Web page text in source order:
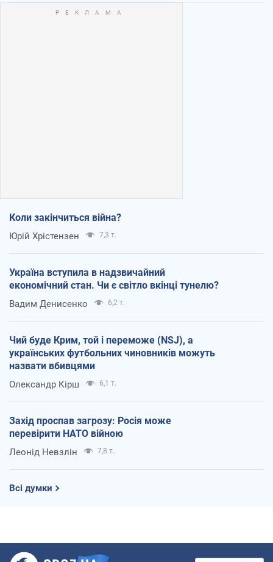
Коли закінчиться війна?
Юрій Хрістензен 7,3 т.
Україна вступила в надзвичайний
економічний стан. Чи є світло вкінці тунелю?
Вадим Денисенко 6,2 т.
Чий буде Крим, той і переможе (NSJ), а
українських футбольних чиновників можуть
назвати вбивцями
Олександр Кірш 6,1 т.
Захід проспав загрозу: Росія може
перевірити НАТО війною
Леонід Невзлін 7,8 т.
Всі думки